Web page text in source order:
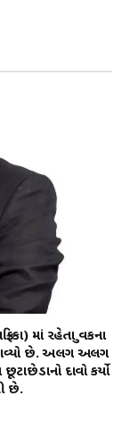
માં રહેતા યુવકના
આવ્યો છે. અલગ અલગ
દાવો કર્યો
છે.